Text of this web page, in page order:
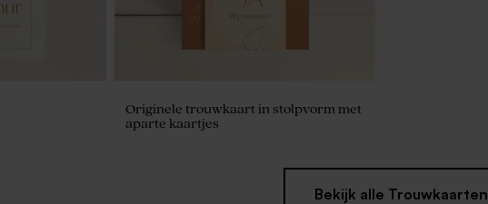
Originele trouwkaart in stolpvorm met
aparte kaartjes
Bekijk alle Trouwkaarten